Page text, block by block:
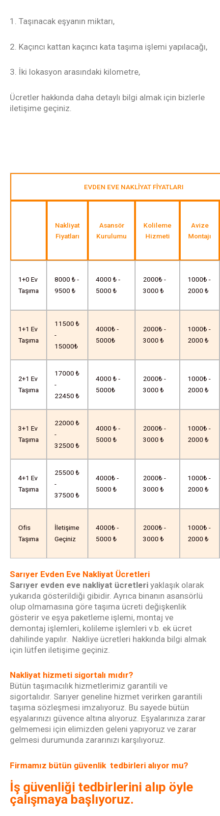
1. Taşınacak eşyanın miktarı,
2. Kaçıncı kattan kaçıncı kata taşıma işlemi yapılacağı,
3. İki lokasyon arasındaki kilometre,
Ücretler hakkında daha detaylı bilgi almak için bizlerle
iletişime geçiniz.
EVDEN EVE NAKLİYAT FİYATLARI
Nakliyat
Fiyatları
Asansör
Kurulumu
Kolileme
Hizmeti
Avize
Montajı
1+0 Ev
Taşıma
8000 ₺ -
9500 ₺
4000 ₺ -
5000 ₺
2000₺ -
3000 ₺
1000₺ -
2000 ₺
1+1 Ev
Taşıma
11500 ₺
-
15000₺
4000₺ -
5000₺
2000₺ -
3000 ₺
1000₺ -
2000 ₺
2+1 Ev
Taşıma
17000 ₺
-
22450 ₺
4000 ₺ -
5000₺
2000₺ -
3000 ₺
1000₺ -
2000 ₺
3+1 Ev
Taşıma
22000 ₺
-
32500 ₺
4000 ₺ -
5000 ₺
2000₺ -
3000 ₺
1000₺ -
2000 ₺
4+1 Ev
Taşıma
25500 ₺
-
37500 ₺
4000₺ -
5000 ₺
2000₺ -
3000 ₺
1000₺ -
2000 ₺
Ofis
Taşıma
İletişime
Geçiniz
4000₺ -
5000 ₺
2000₺ -
3000 ₺
1000₺ -
2000 ₺
Sarıyer Evden Eve Nakliyat Ücretleri
Sarıyer evden eve nakliyat ücretleri yaklaşık olarak
yukarıda gösterildiği gibidir. Ayrıca binanın asansörlü
olup olmamasına göre taşıma ücreti değişkenlik
gösterir ve eşya paketleme işlemi, montaj ve
demontaj işlemleri, kolileme işlemleri v.b. ek ücret
dahilinde yapılır. Nakliye ücretleri hakkında bilgi almak
için lütfen iletişime geçiniz.
Nakliyat hizmeti sigortalı mıdır?
Bütün taşımacılık hizmetlerimiz garantili ve
sigortalıdır. Sarıyer geneline hizmet verirken garantili
taşıma sözleşmesi imzalıyoruz. Bu sayede bütün
eşyalarınızı güvence altına alıyoruz. Eşyalarınıza zarar
gelmemesi için elimizden geleni yapıyoruz ve zarar
gelmesi durumunda zararınızı karşılıyoruz.
Firmamız bütün güvenlik tedbirleri alıyor mu?
İş güvenliği tedbirlerini alıp öyle
çalışmaya başlıyoruz.